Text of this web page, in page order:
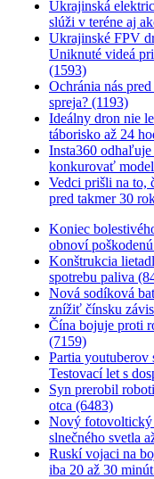
Ukrajinská
slúži v teréne aj
Ukrajinské FPV
Uniknuté videá
(1593)
Ochránia nás
spreja? (1193)
Ideálny dron nie
táborisko až 24
Insta360
konkurovať
Vedci prišli na to,
pred takmer 30
Koniec
obnoví
Konštrukcia
spotrebu paliva
Nová sodíková
znížiť čínsku
Čína bojuje proti
(7159)
Partia
Testovací let s
Syn prerobil
otca (6483)
Nový fotovoltický
slnečného svetla
Ruskí vojaci na
iba 20 až 30